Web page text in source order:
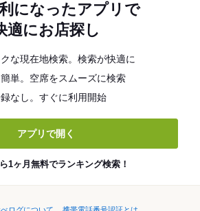
になったアプリで
適にお店探し
な現在地検索。検索が快適に
単。空席をスムーズに検索
なし。すぐに利用開始
アプリで開く
1ヶ月無料でランキング検索！